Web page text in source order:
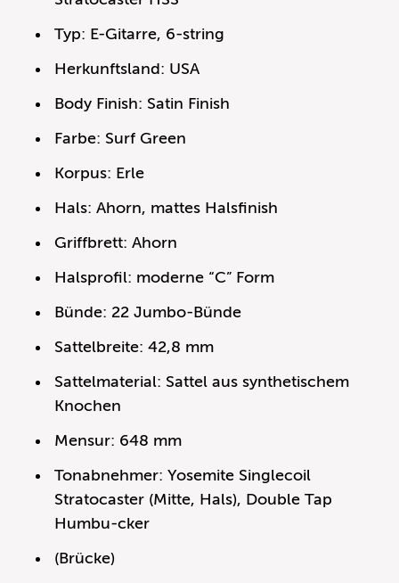
Typ: E-Gitarre, 6-string
Herkunftsland: USA
Body Finish: Satin Finish
Farbe: Surf Green
Korpus: Erle
Hals: Ahorn, mattes Halsfinish
Griffbrett: Ahorn
Halsprofil: moderne “C” Form
Bünde: 22 Jumbo-Bünde
Sattelbreite: 42,8 mm
Sattelmaterial: Sattel aus synthetischem
Knochen
Mensur: 648 mm
Tonabnehmer: Yosemite Singlecoil
Stratocaster (Mitte, Hals), Double Tap
Humbu-cker
(Brücke)